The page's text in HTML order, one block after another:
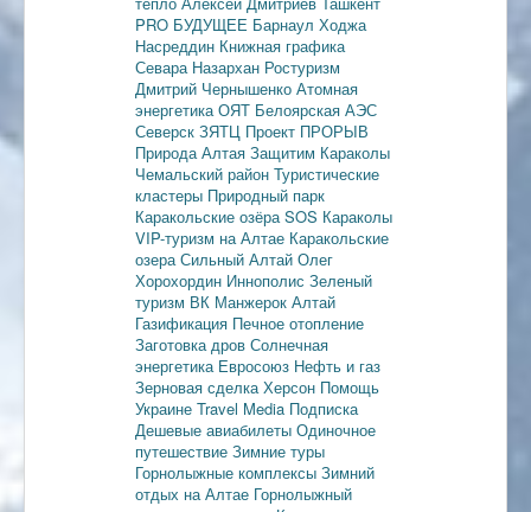
PRO БУДУЩЕЕ Барнаул Ходжа
Насреддин Книжная графика
Севара Назархан Ростуризм
Дмитрий Чернышенко Атомная
энергетика ОЯТ Белоярская АЭС
Северск ЗЯТЦ Проект ПРОРЫВ
Природа Алтая Защитим Караколы
Чемальский район Туристические
кластеры Природный парк
Каракольские озёра SOS Караколы
VIP-туризм на Алтае Каракольские
озера Сильный Алтай Олег
Хорохордин Иннополис Зеленый
туризм ВК Манжерок Алтай
Газификация Печное отопление
Заготовка дров Солнечная
энергетика Евросоюз Нефть и газ
Зерновая сделка Херсон Помощь
Украине Travel Media Подписка
Дешевые авиабилеты Одиночное
путешествие Зимние туры
Горнолыжные комплексы Зимний
отдых на Алтае Горнолыжный